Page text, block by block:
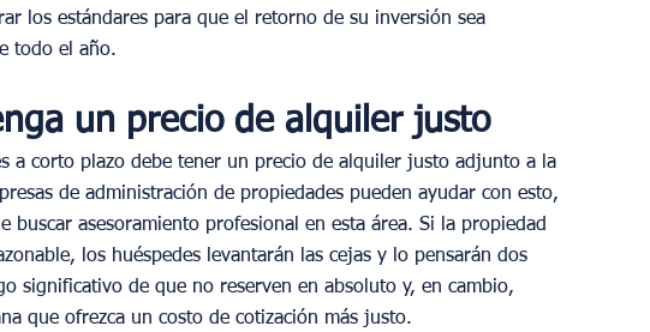
los estándares para que el retorno de su inversión sea
todo el año.
un precio de alquiler justo
a corto plazo debe tener un precio de alquiler justo adjunto a la
de administración de propiedades pueden ayudar con esto,
buscar asesoramiento profesional en esta área. Si la propiedad
los huéspedes levantarán las cejas y lo pensarán dos
significativo de que no reserven en absoluto y, en cambio,
que ofrezca un costo de cotización más justo.